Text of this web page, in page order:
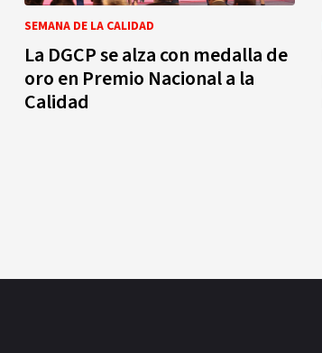
SEMANA DE LA CALIDAD
La DGCP se alza con medalla de
oro en Premio Nacional a la
Calidad